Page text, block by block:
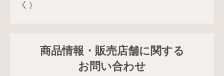
く）
商品情報・販売店舗に関する
お問い合わせ